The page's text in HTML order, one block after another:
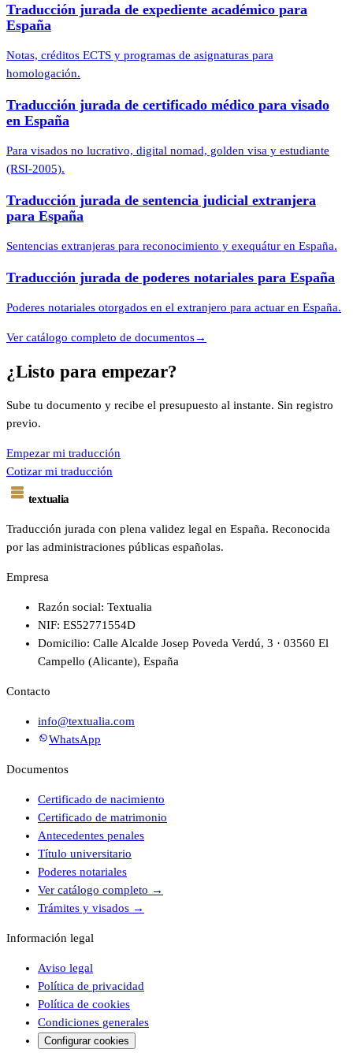
Traducción jurada de expediente académico para
España
Notas, créditos ECTS y programas de asignaturas para
homologación.
Traducción jurada de certificado médico para visado
en España
Para visados no lucrativo, digital nomad, golden visa y estudiante
(RSI-2005).
Traducción jurada de sentencia judicial extranjera
para España
Sentencias extranjeras para reconocimiento y exequátur en España.
Traducción jurada de poderes notariales para España
Poderes notariales otorgados en el extranjero para actuar en España.
Ver catálogo completo de documentos→
¿Listo para empezar?
Sube tu documento y recibe el presupuesto al instante. Sin registro
previo.
Empezar mi traducción
Cotizar mi traducción
textualia
Traducción jurada con plena validez legal en España. Reconocida
por las administraciones públicas españolas.
Empresa
Razón social: Textualia
NIF: ES52771554D
Domicilio: Calle Alcalde Josep Poveda Verdú, 3 · 03560 El
Campello (Alicante), España
Contacto
info@textualia.com
WhatsApp
Documentos
Certificado de nacimiento
Certificado de matrimonio
Antecedentes penales
Título universitario
Poderes notariales
Ver catálogo completo →
Trámites y visados →
Información legal
Aviso legal
Política de privacidad
Política de cookies
Condiciones generales
Configurar cookies